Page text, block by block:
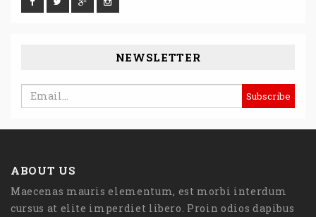
NEWSLETTER
ABOUT US
Maecenas mauris elementum, est morbi interdum
cursus at elite imperdiet libero. Proin odios dapibus